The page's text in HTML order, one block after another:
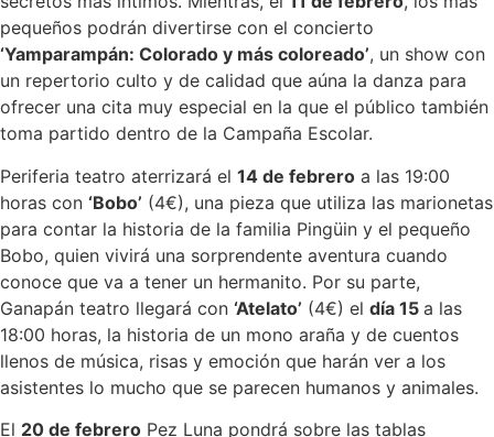
pequeños podrán divertirse con el concierto
‘Yamparampán: Colorado y más coloreado’, un show con
un repertorio culto y de calidad que aúna la danza para
ofrecer una cita muy especial en la que el público también
toma partido dentro de la Campaña Escolar.
Periferia teatro aterrizará el 14 de febrero a las 19:00
horas con ‘Bobo’ (4€), una pieza que utiliza las marionetas
para contar la historia de la familia Pingüin y el pequeño
Bobo, quien vivirá una sorprendente aventura cuando
conoce que va a tener un hermanito. Por su parte,
Ganapán teatro llegará con ‘Atelato’ (4€) el día 15 a las
18:00 horas, la historia de un mono araña y de cuentos
llenos de música, risas y emoción que harán ver a los
asistentes lo mucho que se parecen humanos y animales.
El 20 de febrero Pez Luna pondrá sobre las tablas